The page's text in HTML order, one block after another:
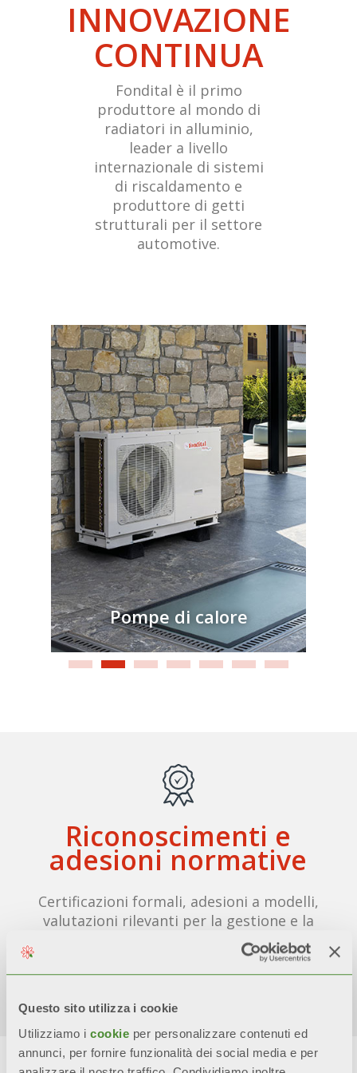
Questo sito utilizza i cookie
Utilizziamo i cookie per personalizzare contenuti ed
annunci, per fornire funzionalità dei social media e per
INNOVAZIONE
CONTINUA
Fondital è il primo
produttore al mondo di
radiatori in alluminio,
leader a livello
internazionale di sistemi
di riscaldamento e
produttore di getti
strutturali per il settore
automotive.
Pompe di calore
Riconoscimenti e
adesioni normative
Certificazioni formali, adesioni a modelli,
valutazioni rilevanti per la gestione e la
sostenibilità aziendale ottenute.
Scopri di più